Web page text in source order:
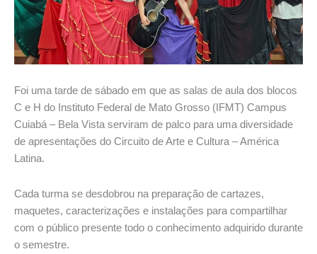
Foi uma tarde de sábado em que as salas de aula dos blocos
C e H do Instituto Federal de Mato Grosso (IFMT) Campus
Cuiabá – Bela Vista serviram de palco para uma diversidade
de apresentações do Circuito de Arte e Cultura – América
Latina.
Cada turma se desdobrou na preparação de cartazes,
maquetes, caracterizações e instalações para compartilhar
com o público presente todo o conhecimento adquirido durante
o semestre.